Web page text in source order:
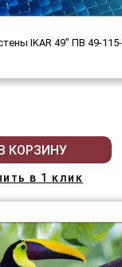
IKAR 49" ПВ 49-
КОРЗИНУ
в 1 клик